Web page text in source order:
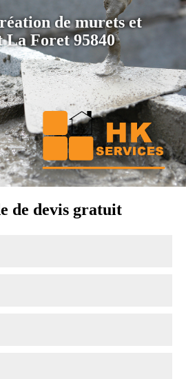
de murets et
La Foret 95840
de devis gratuit